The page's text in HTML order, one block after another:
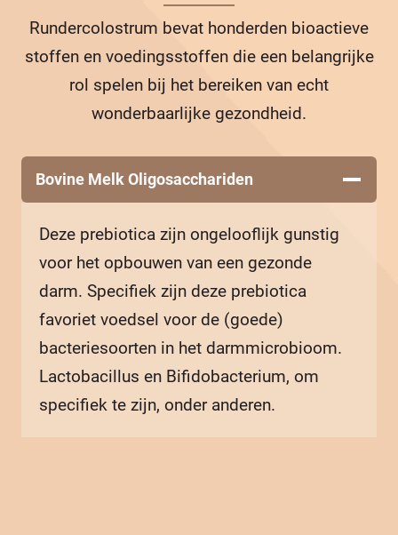
Rundercolostrum bevat honderden bioactieve
stoffen en voedingsstoffen die een belangrijke
rol spelen bij het bereiken van echt
wonderbaarlijke gezondheid.
Bovine Melk Oligosacchariden
Deze prebiotica zijn ongelooflijk gunstig
voor het opbouwen van een gezonde
darm. Specifiek zijn deze prebiotica
favoriet voedsel voor de (goede)
bacteriesoorten in het darmmicrobioom.
Lactobacillus en Bifidobacterium, om
specifiek te zijn, onder anderen.